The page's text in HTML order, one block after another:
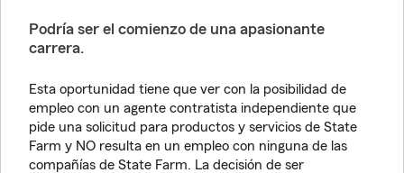
Podría ser el comienzo de una apasionante
carrera.
Esta oportunidad tiene que ver con la posibilidad de
empleo con un agente contratista independiente que
pide una solicitud para productos y servicios de State
Farm y NO resulta en un empleo con ninguna de las
compañías de State Farm. La decisión de ser